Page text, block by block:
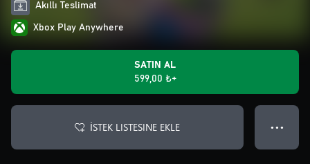
Akıllı Teslimat
Xbox Play Anywhere
SATIN AL
599,00 ₺+
İSTEK LISTESINE EKLE ● ● ●